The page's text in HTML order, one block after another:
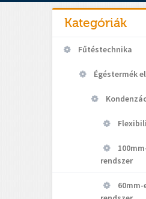
Kategóriák
Fűtéstechnika
Égéstermék
rendszer